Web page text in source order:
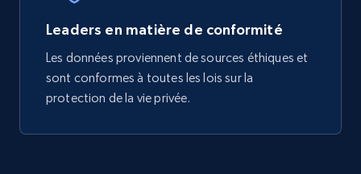
Leaders en matière de conformité
Les données proviennent de sources éthiques et
sont conformes à toutes les lois sur la
protection de la vie privée.